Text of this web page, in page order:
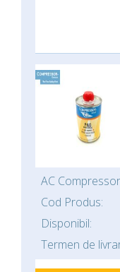
AC
Cod Produs:
Disponibil:
Termen de